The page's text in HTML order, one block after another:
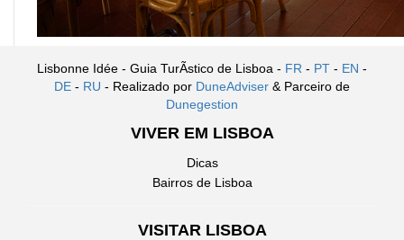
Lisbonne Idée - Guia TurÃ­stico de Lisboa - FR - PT - EN -
DE - RU - Realizado por DuneAdviser & Parceiro de
Dunegestion
VIVER EM LISBOA
Dicas
Bairros de Lisboa
VISITAR LISBOA